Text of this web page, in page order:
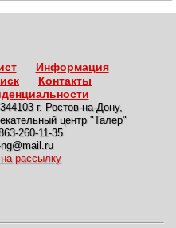
Информация
Контакты
344103 г. Ростов-на-Дону,
центр "Талер"
260-11-35
рассылку